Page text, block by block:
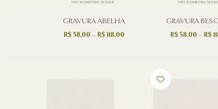
GRAVURA ABELHA
R$58,00 – R$118,00
GRAVURA
R$58,00 – R$